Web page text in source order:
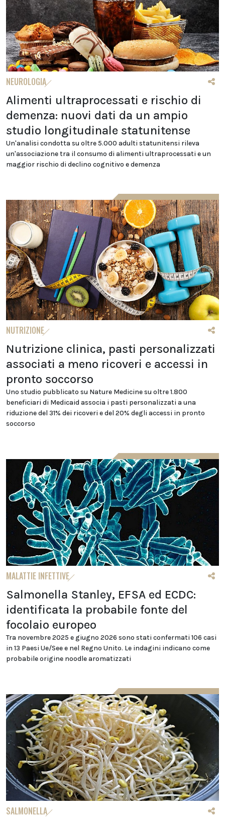
NEUROLOGIA
Alimenti ultraprocessati e rischio di
demenza: nuovi dati da un ampio
studio longitudinale statunitense
Un'analisi condotta su oltre 5.000 adulti statunitensi rileva
un'associazione tra il consumo di alimenti ultraprocessati e un
maggior rischio di declino cognitivo e demenza
NUTRIZIONE
Nutrizione clinica, pasti personalizzati
associati a meno ricoveri e accessi in
pronto soccorso
Uno studio pubblicato su Nature Medicine su oltre 1.800
beneficiari di Medicaid associa i pasti personalizzati a una
riduzione del 31% dei ricoveri e del 20% degli accessi in pronto
soccorso
MALATTIE INFETTIVE
Salmonella Stanley, EFSA ed ECDC:
identificata la probabile fonte del
focolaio europeo
Tra novembre 2025 e giugno 2026 sono stati confermati 106 casi
in 13 Paesi Ue/See e nel Regno Unito. Le indagini indicano come
probabile origine noodle aromatizzati
SALMONELLA